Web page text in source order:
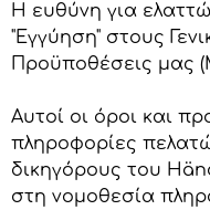
Η ευθύνη για
"Εγγύηση" στους
Προϋποθέσεις μας
Αυτοί οι όροι και
πληροφορίες
δικηγόρους του
στη νομοθεσία